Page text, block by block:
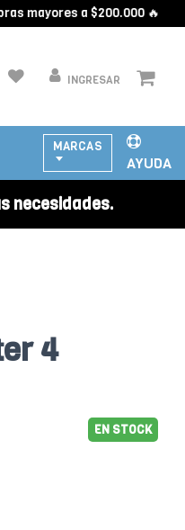
a $200.000 🔥
INGRESAR
MARCAS
AYUDA
necesidades.
4
EN STOCK